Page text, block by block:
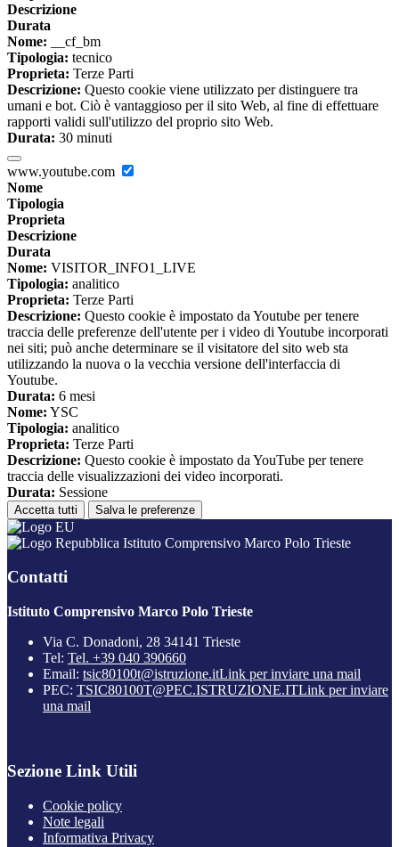
Descrizione
Durata
Nome: __cf_bm
Tipologia: tecnico
Proprieta: Terze Parti
Descrizione: Questo cookie viene utilizzato per distinguere tra
umani e bot. Ciò è vantaggioso per il sito Web, al fine di effettuare
rapporti validi sull'utilizzo del proprio sito Web.
Durata: 30 minuti
www.youtube.com
Nome
Tipologia
Proprieta
Descrizione
Durata
Nome: VISITOR_INFO1_LIVE
Tipologia: analitico
Proprieta: Terze Parti
Descrizione: Questo cookie è impostato da Youtube per tenere
traccia delle preferenze dell'utente per i video di Youtube incorporati
nei siti; può anche determinare se il visitatore del sito web sta
utilizzando la nuova o la vecchia versione dell'interfaccia di
Youtube.
Durata: 6 mesi
Nome: YSC
Tipologia: analitico
Proprieta: Terze Parti
Descrizione: Questo cookie è impostato da YouTube per tenere
traccia delle visualizzazioni dei video incorporati.
Durata: Sessione
Accetta tutti Salva le preferenze
Istituto Comprensivo Marco Polo Trieste
Contatti
Istituto Comprensivo Marco Polo Trieste
Via C. Donadoni, 28 34141 Trieste
Tel: Tel. +39 040 390660
Email: tsic80100t@istruzione.itLink per inviare una mail
PEC: TSIC80100T@PEC.ISTRUZIONE.ITLink per inviare
una mail
Sezione Link Utili
Cookie policy
Note legali
Informativa Privacy